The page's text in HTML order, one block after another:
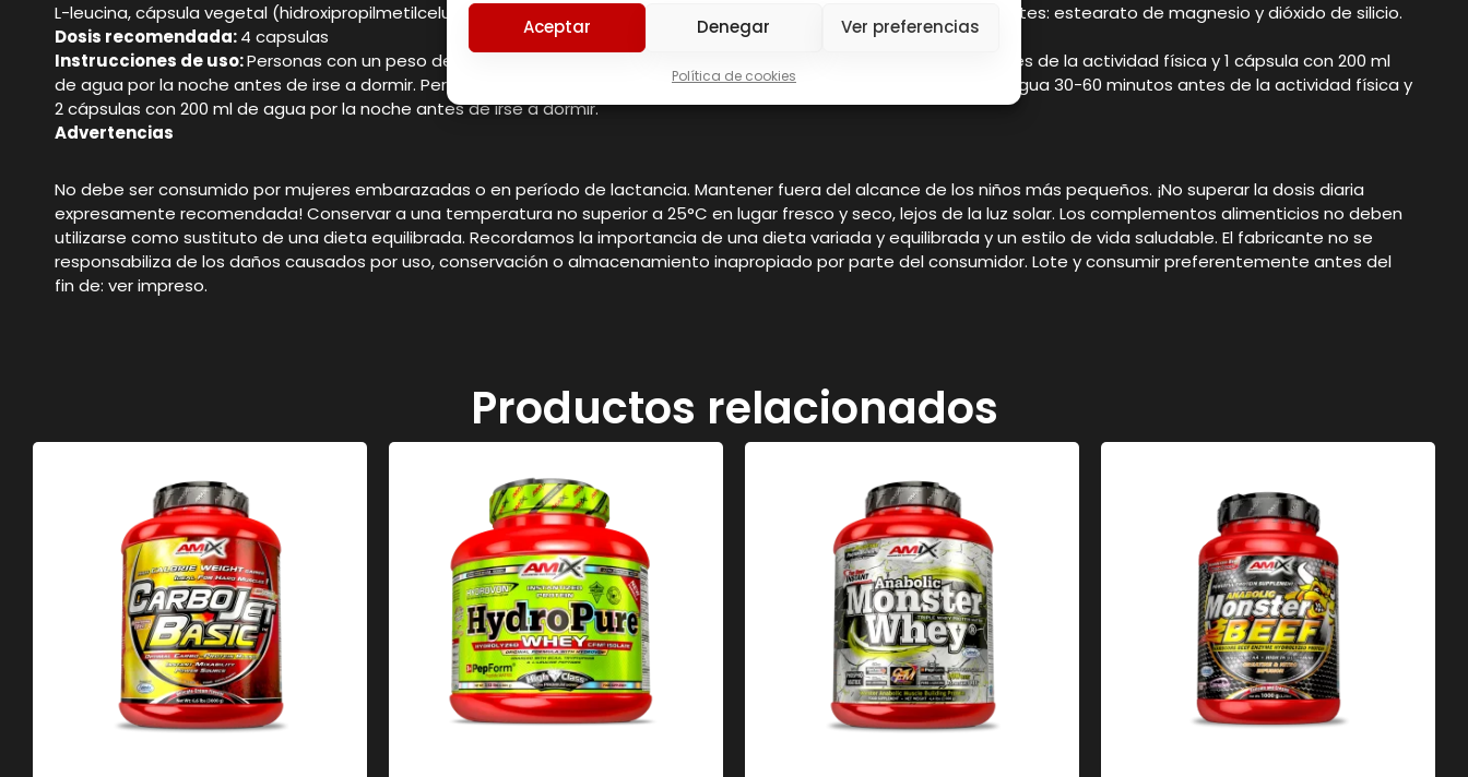
Aceptar Denegar Ver preferencias
Política de cookies
L-leucina, cápsula vegetal (hidroxipropilmetilcelulosa, agua purificada, colorante: carbonato de calcio), antiaglomerantes: estearato de magnesio y dióxido de silicio.
Dosis recomendada:4 capsulas
Instrucciones de uso:Personas con un peso de hasta 80 kg: Tomar 1 cápsula con 200 ml de agua 30-60 minutos antes de la actividad física y 1 cápsula con 200 ml
de agua por la noche antes de irse a dormir. Personas con un peso superior a 80 kg: Tomar 2 cápsulas con 200 ml de agua 30-60 minutos antes de la actividad física y
2 cápsulas con 200 ml de agua por la noche antes de irse a dormir.
Advertencias
No debe ser consumido por mujeres embarazadas o en período de lactancia. Mantener fuera del alcance de los niños más pequeños. ¡No superar la dosis diaria
expresamente recomendada! Conservar a una temperatura no superior a 25°C en lugar fresco y seco, lejos de la luz solar. Los complementos alimenticios no deben
utilizarse como sustituto de una dieta equilibrada. Recordamos la importancia de una dieta variada y equilibrada y un estilo de vida saludable. El fabricante no se
responsabiliza de los daños causados por uso, conservación o almacenamiento inapropiado por parte del consumidor. Lote y consumir preferentemente antes del
fin de: ver impreso.
Productos relacionados